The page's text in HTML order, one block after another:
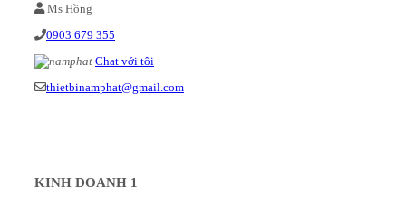
Ms Hồng
0903 679 355
Chat với tôi
thietbinamphat@gmail.com
KINH DOANH 1